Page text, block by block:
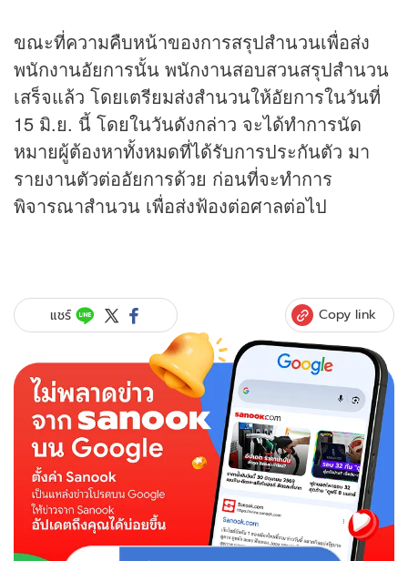
ขณะที่ความคืบหน้าของการสรุปสำนวนเพื่อส่ง
พนักงานอัยการนั้น พนักงานสอบสวนสรุปสำนวน
เสร็จแล้ว โดยเตรียมส่งสำนวนให้อัยการในวันที่
15 มิ.ย. นี้ โดยในวันดังกล่าว จะได้ทำการนัด
หมายผู้ต้องหาทั้งหมดที่ได้รับการประกันตัว มา
รายงานตัวต่ออัยการด้วย ก่อนที่จะทำการ
พิจารณาสำนวน เพื่อส่งฟ้องต่อศาลต่อไป
แชร์ Copy link